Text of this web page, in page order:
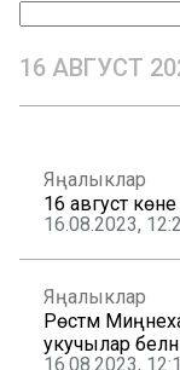
16 АВГУСТ
Яңалыклар
16 август көне
16.08.2023,
Яңалыклар
Рөстәм
укучылар
16.08.2023,